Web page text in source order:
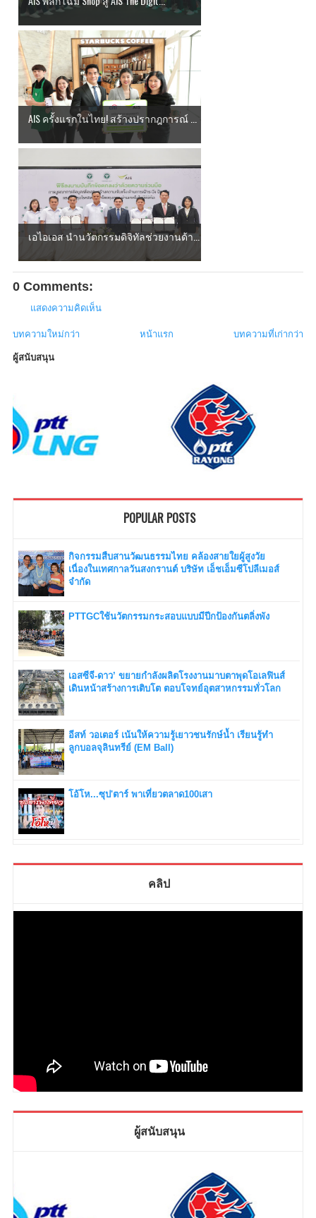
AIS ครั้งแรกในไทย! สร้างปรากฎการณ์ ...
เอไอเอส นำนวัตกรรมดิจิทัลช่วยงานด้า...
0 Comments:
แสดงความคิดเห็น
บทความใหม่กว่า บทความที่เก่ากว่า
หน้าแรก
ผู้สนับสนุน
POPULAR POSTS
กิจกรรมสืบสานวัฒนธรรมไทย คล้องสายใยผู้สูงวัย
เนื่องในเทศกาลวันสงกรานต์ บริษัท เอ็ชเอ็มซีโปลีเมอส์
จำกัด
PTTGCใช้นวัตกรรมกระสอบแบบมีปีกป้องกันตลิ่งพัง
เอสซีจี-ดาว’ ขยายกำลังผลิตโรงงานมาบตาพุดโอเลฟินส์
เดินหน้าสร้างการเติบโต ตอบโจทย์อุตสาหกรรมทั่วโลก
อีสท์ วอเตอร์ เน้นให้ความรู้เยาวชนรักษ์น้ำ เรียนรู้ทำ
ลูกบอลจุลินทรีย์ (EM Ball)
โอ้โห...ซุป'ตาร์ พาเที่ยวตลาด100เสา
คลิป
ผู้สนับสนุน